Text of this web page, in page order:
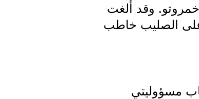
خمروتو. وقد ألغت
على الصليب خاطب
مسؤوليتي